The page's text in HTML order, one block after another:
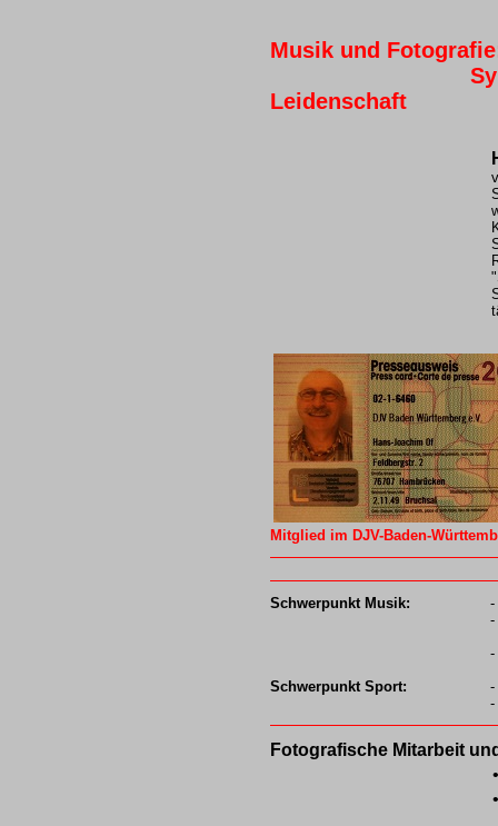
Musik und
Synonym
Leidenschaft
Mitglied im DJV-Baden-
Schwerpunkt Musik:
Schwerpunkt Sport:
-
-
-
-
-
Fotografische Mitarbeit
•
•